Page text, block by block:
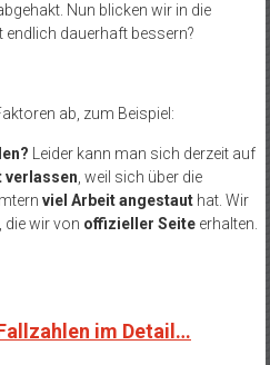
Nun blicken wir in die
endlich dauerhaft bessern?
ab, zum Beispiel:
Leider kann man sich derzeit auf
verlassen , weil sich über die
viel Arbeit angestauthat. Wir
die wir von offizieller Seiteerhalten.
im Detail…